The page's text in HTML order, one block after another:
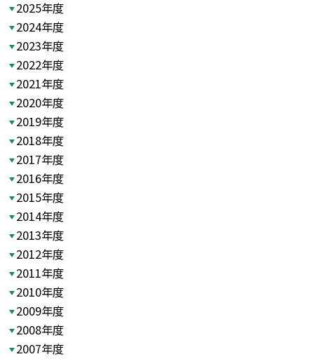
2025年度
2024年度
2023年度
2022年度
2021年度
2020年度
2019年度
2018年度
2017年度
2016年度
2015年度
2014年度
2013年度
2012年度
2011年度
2010年度
2009年度
2008年度
2007年度